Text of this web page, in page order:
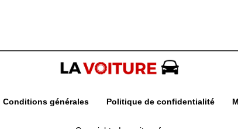
Conditions générales Politique de confidentialité